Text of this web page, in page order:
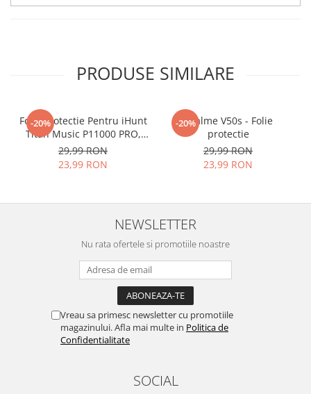
INTARESTEecranul!
Folia avand rezistenta 9H la
zgarieturi, asigura si un aspect
imaculat ecranului pe timp
indelungat
functionalitatea normala si
utilizarea confortabila a
telefonului.
FACE IDsiSenzorii de
Amprentaimplementati in
ecran vot functiona in
continuare!
pentru suprafata
PRODUSE SIMILARE
-20%
Folie Protectie Pentru iHunt
Titan Music P11000 PRO,
VDOO
29,99 RON
23,99 RON
-20%
Realme V50s - Folie
protectie
29,99 RON
23,99 RON
NEWSLETTER
Nu rata ofertele si promotiile noastre
Vreau sa primesc newsletter cu promotiile
magazinului. Afla mai multe in Politica de
Confidentialitate
SOCIAL